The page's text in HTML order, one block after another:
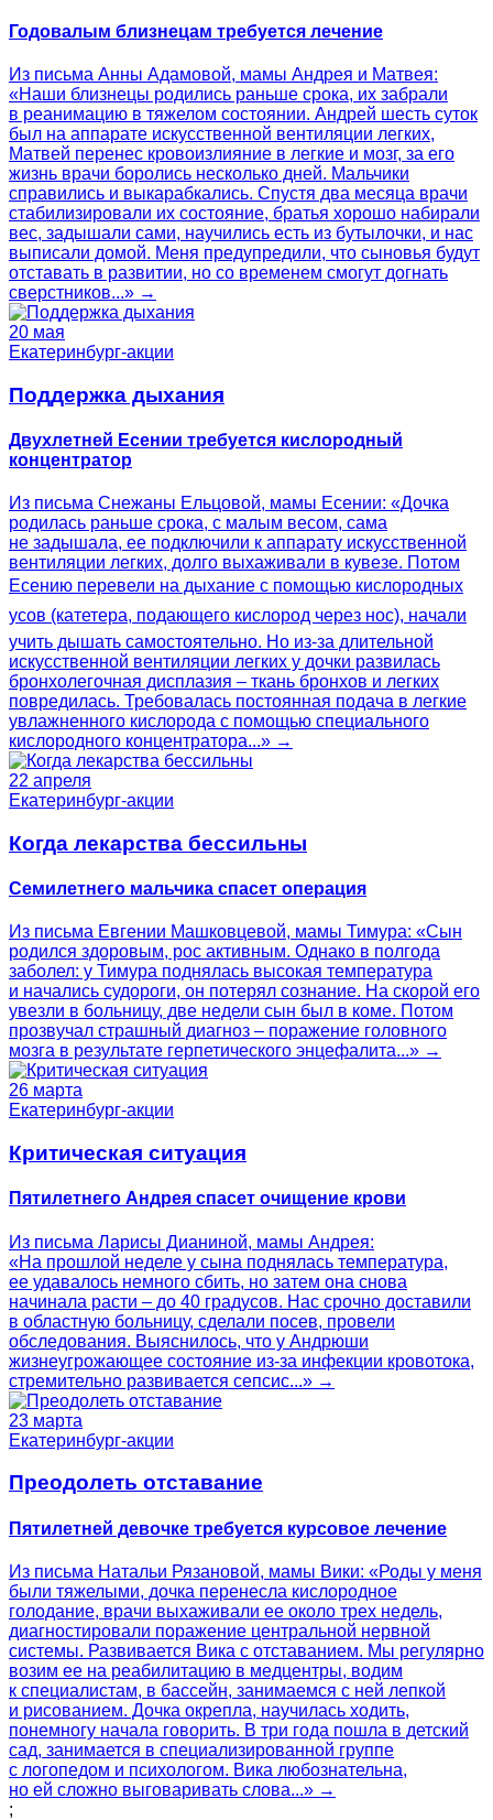
Годовалым близнецам требуется лечение
Из письма Анны Адамовой, мамы Андрея и Матвея:
«Наши близнецы родились раньше срока, их забрали
в реанимацию в тяжелом состоянии. Андрей шесть суток
был на аппарате искусственной вентиляции легких,
Матвей перенес кровоизлияние в легкие и мозг, за его
жизнь врачи боролись несколько дней. Мальчики
справились и выкарабкались. Спустя два месяца врачи
стабилизировали их состояние, братья хорошо набирали
вес, задышали сами, научились есть из бутылочки, и нас
выписали домой. Меня предупредили, что сыновья будут
отставать в развитии, но со временем смогут догнать
сверстников...» →
20 мая
Екатеринбург-акции
Поддержка дыхания
Двухлетней Есении требуется кислородный
концентратор
Из письма Снежаны Ельцовой, мамы Есении: «Дочка
родилась раньше срока, с малым весом, сама
не задышала, ее подключили к аппарату искусственной
вентиляции легких, долго выхаживали в кувезе. Потом
Есению перевели на дыхание с помощью кислородных
усов (катетера, подающего кислород через нос), начали
учить дышать самостоятельно. Но из-за длительной
искусственной вентиляции легких у дочки развилась
бронхолегочная дисплазия – ткань бронхов и легких
повредилась. Требовалась постоянная подача в легкие
увлажненного кислорода с помощью специального
кислородного концентратора...» →
22 апреля
Екатеринбург-акции
Когда лекарства бессильны
Семилетнего мальчика спасет операция
Из письма Евгении Машковцевой, мамы Тимура: «Сын
родился здоровым, рос активным. Однако в полгода
заболел: у Тимура поднялась высокая температура
и начались судороги, он потерял сознание. На скорой его
увезли в больницу, две недели сын был в коме. Потом
прозвучал страшный диагноз – поражение головного
мозга в результате герпетического энцефалита...» →
26 марта
Екатеринбург-акции
Критическая ситуация
Пятилетнего Андрея спасет очищение крови
Из письма Ларисы Дианиной, мамы Андрея:
«На прошлой неделе у сына поднялась температура,
ее удавалось немного сбить, но затем она снова
начинала расти – до 40 градусов. Нас срочно доставили
в областную больницу, сделали посев, провели
обследования. Выяснилось, что у Андрюши
жизнеугрожающее состояние из-за инфекции кровотока,
стремительно развивается сепсис...» →
23 марта
Екатеринбург-акции
Преодолеть отставание
Пятилетней девочке требуется курсовое лечение
Из письма Натальи Рязановой, мамы Вики: «Роды у меня
были тяжелыми, дочка перенесла кислородное
голодание, врачи выхаживали ее около трех недель,
диагностировали поражение центральной нервной
системы. Развивается Вика с отставанием. Мы регулярно
возим ее на реабилитацию в медцентры, водим
к специалистам, в бассейн, занимаемся с ней лепкой
и рисованием. Дочка окрепла, научилась ходить,
понемногу начала говорить. В три года пошла в детский
сад, занимается в специализированной группе
с логопедом и психологом. Вика любознательна,
но ей сложно выговаривать слова...» →
;